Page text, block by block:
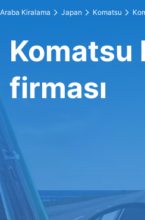
Araba Kiralama Japan Komatsu
Komatsu
firması